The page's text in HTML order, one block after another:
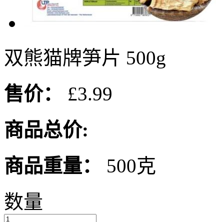
双熊猫牌笋片 500g
售价：
£3.99
商品总价:
商品重量：
500克
数量